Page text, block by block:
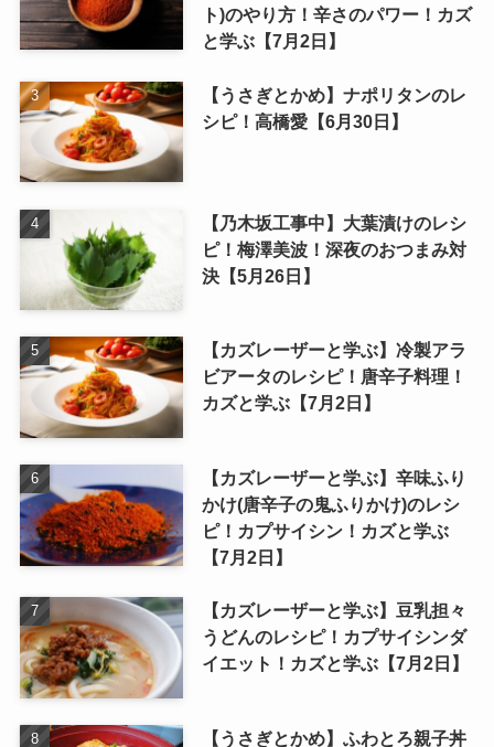
ト)のやり方！辛さのパワー！カズ
と学ぶ【7月2日】
【うさぎとかめ】ナポリタンのレ
シピ！高橋愛【6月30日】
【乃木坂工事中】大葉漬けのレシ
ピ！梅澤美波！深夜のおつまみ対
決【5月26日】
【カズレーザーと学ぶ】冷製アラ
ビアータのレシピ！唐辛子料理！
カズと学ぶ【7月2日】
【カズレーザーと学ぶ】辛味ふり
かけ(唐辛子の鬼ふりかけ)のレシ
ピ！カプサイシン！カズと学ぶ
【7月2日】
【カズレーザーと学ぶ】豆乳担々
うどんのレシピ！カプサイシンダ
イエット！カズと学ぶ【7月2日】
【うさぎとかめ】ふわとろ親子丼